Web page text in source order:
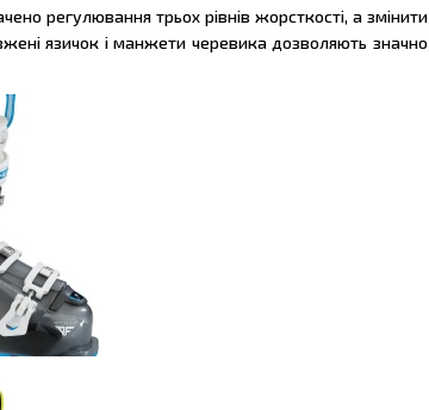
регулювання трьох рівнів жорсткості, а змінити
язичок і манжети черевика дозволяють значно